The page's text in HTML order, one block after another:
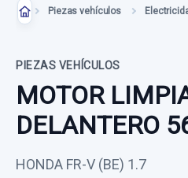
Piezas vehículos
PIEZAS VEHÍCULOS
MOTOR
DELANTERO
HONDA FR-V (BE) 1.7